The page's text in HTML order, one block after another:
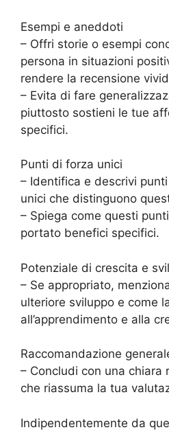
Esempi e aneddoti
– Offri storie o esempi
persona in situazioni
rendere la recensione
– Evita di fare
piuttosto sostieni le tue
specifici.
Punti di forza unici
– Identifica e descrivi
unici che distinguono
– Spiega come questi
portato benefici specifici.
Potenziale di crescita e
– Se appropriato,
ulteriore sviluppo e come
all’apprendimento e alla
Raccomandazione
– Concludi con una chiara
che riassuma la tua
Indipendentemente da